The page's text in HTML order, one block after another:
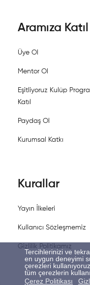
Tercihlerinizi ve
en uygun deneyimi
çerezleri
tüm çerezlerin
Çerez Politikası
Aramıza Katıl
Üye Ol
Mentor Ol
Eşitliyoruz Kulüp
Katıl
Paydaş Ol
Kurumsal Katkı
Kurallar
Yayın İlkeleri
Kullanıcı Sözleşmemiz
Gizlilik Politikamız